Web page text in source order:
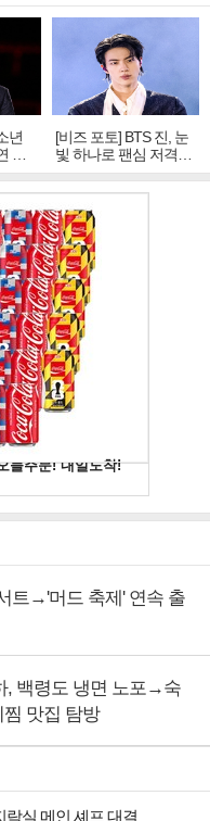
년
중
라
[비즈 포토] BTS 진, 눈
빛 하나로 팬심 저격…
독보적 카리스마
트→'머드 축제' 연속 출
, 백령도 냉면 노포→숙
찜 맛집 탐방
실 메인 셰프 대결